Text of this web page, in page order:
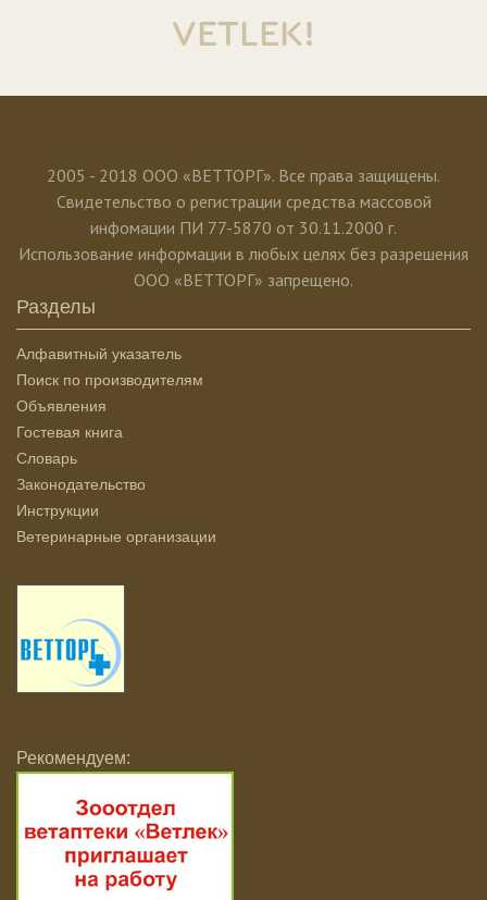
VETLEK!
2005 - 2018 ООО «ВЕТТОРГ». Все права защищены.
Свидетельство о регистрации средства массовой
инфомации ПИ 77-5870 от 30.11.2000 г.
Использование информации в любых целях без разрешения
ООО «ВЕТТОРГ» запрещено.
Разделы
Алфавитный указатель
Поиск по производителям
Объявления
Гостевая книга
Словарь
Законодательство
Инструкции
Ветеринарные организации
Рекомендуем: